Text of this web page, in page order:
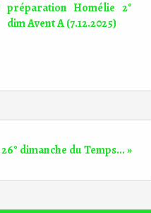
préparation Homélie 2°
dim Avent A (7.12.2025)
26° dimanche du Temps... »